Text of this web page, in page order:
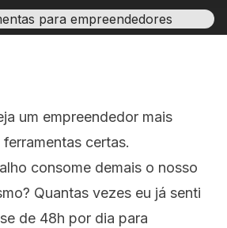
um empreendedor mais
certas.
consome demais o nosso
Quantas vezes eu já senti
de 48h por dia para